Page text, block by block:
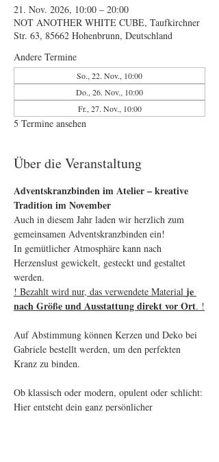
21. Nov. 2026, 10:00 – 20:00
NOT ANOTHER WHITE CUBE, Taufkirchner
Str. 63, 85662 Hohenbrunn, Deutschland
Andere Termine
So., 22. Nov., 10:00
Do., 26. Nov., 10:00
Fr., 27. Nov., 10:00
5 Termine ansehen
Über die Veranstaltung
Adventskranzbinden im Atelier – kreative
Tradition im November
Auch in diesem Jahr laden wir herzlich zum
gemeinsamen Adventskranzbinden ein!
In gemütlicher Atmosphäre kann nach
Herzenslust gewickelt, gesteckt und gestaltet
werden.
! Bezahlt wird nur, das verwendete Material je
nach Größe und Ausstattung direkt vor Ort. !
Auf Abstimmung können Kerzen und Deko bei
Gabriele bestellt werden, um den perfekten
Kranz zu binden.
Ob klassisch oder modern, opulent oder schlicht:
Hier entsteht dein ganz persönlicher